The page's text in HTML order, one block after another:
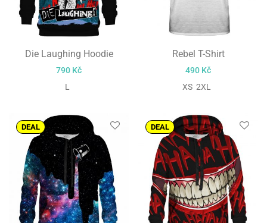
Die Laughing Hoodie
790 Kč
L
Rebel T-Shirt
490 Kč
XS 2XL
DEAL DEAL